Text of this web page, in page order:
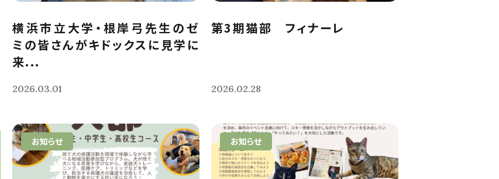
横浜市立大学・根岸弓先生のゼ
ミの皆さんがキドックスに見学に
来...
2026.03.01
第3期猫部 フィナーレ
2026.02.28
お知らせ お知らせ